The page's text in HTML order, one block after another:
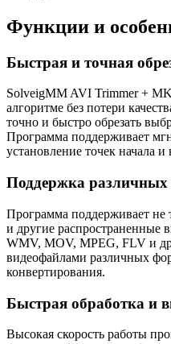
Функции и
Быстрая и точная
SolveigMM AVI Trimmer +
алгоритме без потери
точно и быстро обрезать
Программа поддерживает
установление точек начала и
Поддержка различных
Программа поддерживает
и другие распространенные
WMV, MOV, MPEG, FLV и
видеофайлами различных
конвертирования.
Быстрая обработка и
Высокая скорость работы